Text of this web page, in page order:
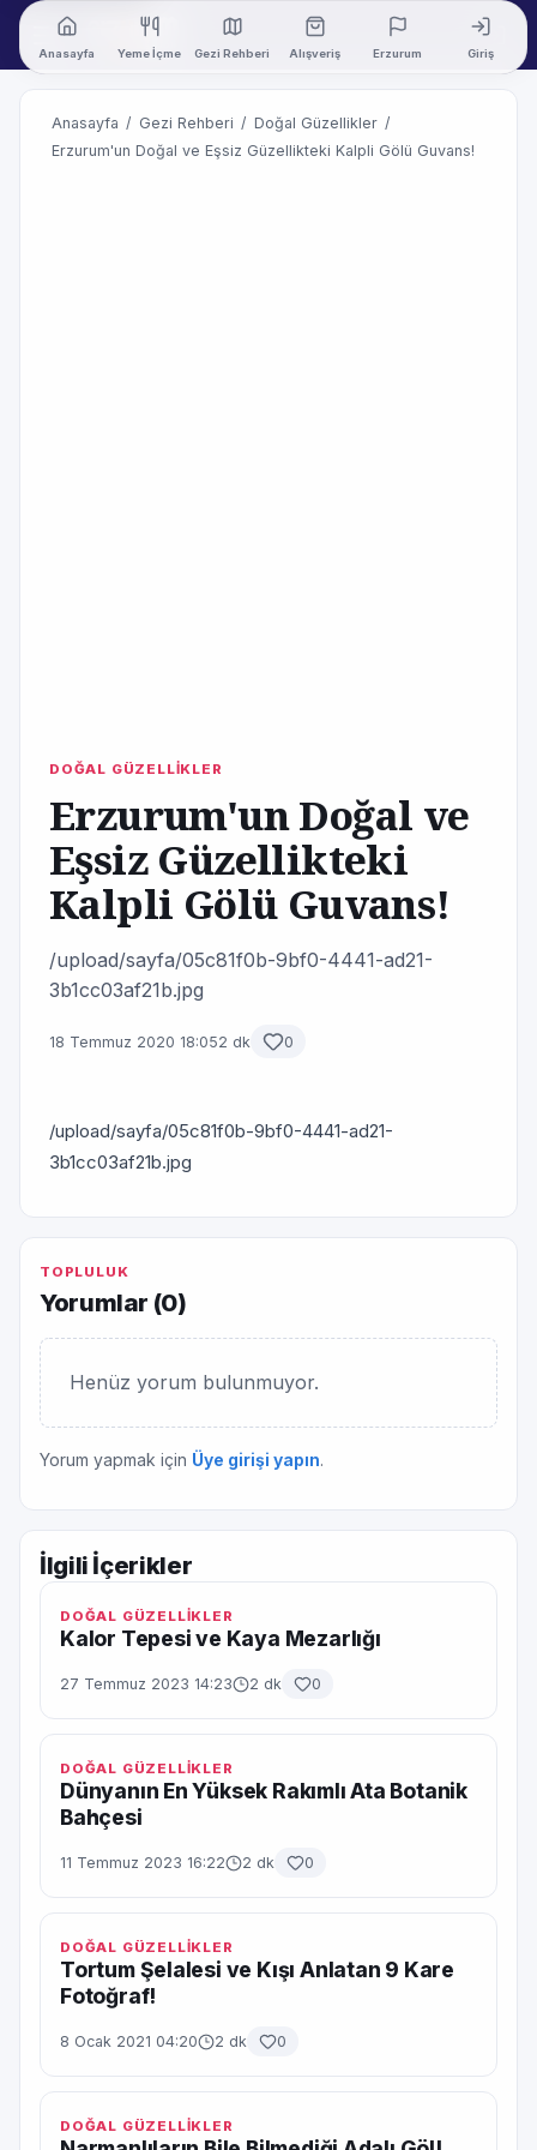
Anasayfa Yeme İçme Gezi Rehberi Alışveriş Erzurum Giriş
Anasayfa / Gezi Rehberi / Doğal Güzellikler /
Erzurum'un Doğal ve Eşsiz Güzellikteki Kalpli Gölü Guvans!
DOĞAL GÜZELLİKLER
Erzurum'un Doğal ve
Eşsiz Güzellikteki
Kalpli Gölü Guvans!
/upload/sayfa/05c81f0b-9bf0-4441-ad21-
3b1cc03af21b.jpg
18 Temmuz 2020 18:052 dk 0
/upload/sayfa/05c81f0b-9bf0-4441-ad21-
3b1cc03af21b.jpg
TOPLULUK
Yorumlar (0)
Henüz yorum bulunmuyor.
Yorum yapmak için Üye girişi yapın.
İlgili İçerikler
DOĞAL GÜZELLİKLER
Kalor Tepesi ve Kaya Mezarlığı
27 Temmuz 2023 14:23 2 dk 0
DOĞAL GÜZELLİKLER
Dünyanın En Yüksek Rakımlı Ata Botanik
Bahçesi
11 Temmuz 2023 16:22 2 dk 0
DOĞAL GÜZELLİKLER
Tortum Şelalesi ve Kışı Anlatan 9 Kare
Fotoğraf!
8 Ocak 2021 04:20 2 dk 0
DOĞAL GÜZELLİKLER